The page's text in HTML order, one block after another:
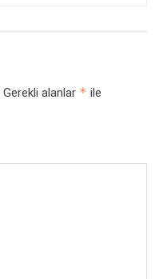
Gerekli alanlar * ile